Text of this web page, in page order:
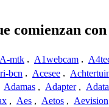
comienzan
A-mtk , A1webcam ,
bcn , Acesee ,
Adamas , Adapter , Adata
, Aes , Aetos , Aevision